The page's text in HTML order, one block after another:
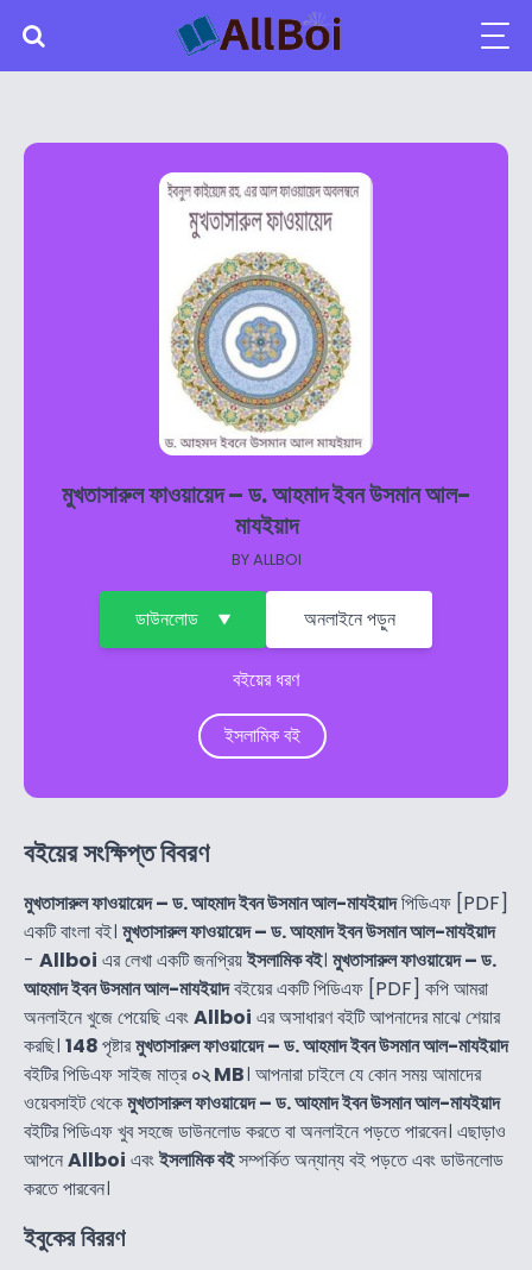
মুখতাসারুল ফাওয়ায়েদ – ড. আহমাদ ইবন উসমান আল-
মাযইয়াদ
BYALLBOI
ডাউনলোড অনলাইনে পড়ুন
বইয়ের ধরণ
ইসলামিক বই
বইয়ের সংক্ষিপ্ত বিবরণ
মুখতাসারুল ফাওয়ায়েদ – ড. আহমাদ ইবন উসমান আল-মাযইয়াদপিডিএফ [PDF]
একটি বাংলা বই। মুখতাসারুল ফাওয়ায়েদ – ড. আহমাদ ইবন উসমান আল-মাযইয়াদ
- Allboi এর লেখা একটি জনপ্রিয়ইসলামিক বই। মুখতাসারুল ফাওয়ায়েদ – ড.
আহমাদ ইবন উসমান আল-মাযইয়াদবইয়ের একটি পিডিএফ [PDF] কপি আমরা
অনলাইনে খুজে পেয়েছি এবংAllboi এর অসাধারণ বইটি আপনাদের মাঝে শেয়ার
করছি। 148পৃষ্টারমুখতাসারুল ফাওয়ায়েদ – ড. আহমাদ ইবন উসমান আল-মাযইয়াদ
বইটির পিডিএফ সাইজ মাত্র০২ MB। আপনারা চাইলে যে কোন সময় আমাদের
ওয়েবসাইট থেকেমুখতাসারুল ফাওয়ায়েদ – ড. আহমাদ ইবন উসমান আল-মাযইয়াদ
বইটির পিডিএফ খুব সহজে ডাউনলোড করতে বা অনলাইনে পড়তে পারবেন। এছাড়াও
আপনেAllboi এবংইসলামিক বইসম্পর্কিত অন্যান্য বই পড়তে এবং ডাউনলোড
করতে পারবেন।
ইবুকের বিররণ